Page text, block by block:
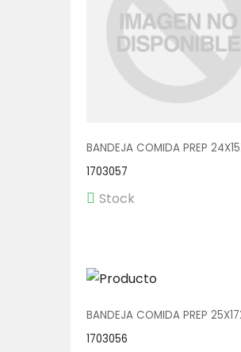
BANDEJA COMIDA PREP
1703057
Stock
BANDEJA COMIDA PREP
1703056